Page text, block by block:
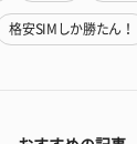
格安SIMしか勝たん！